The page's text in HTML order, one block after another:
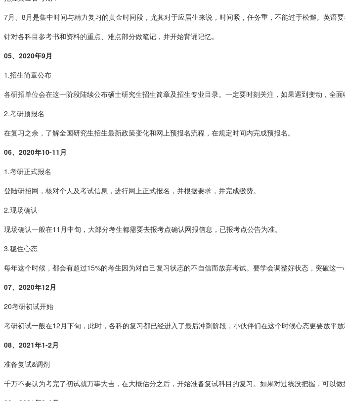
7月、8月是集中时间与精力复习的黄金时间段，尤其对于应届生来说，时间紧，任务重，不能过于松懈。英语
针对各科目参考书和资料的重点、难点部分做笔记，并开始背诵记忆。
05、 2020年9月
1.招生简章公布
各研招单位会在这一阶段陆续公布硕士研究生招生简章及招生专业目录。一定要时刻关注，如果遇到变动，全面
2.考研预报名
在复习之余，了解全国研究生招生最新政策变化和网上预报名流程，在规定时间内完成预报名。
06、 2020年10-11月
1.考研正式报名
登陆研招网，核对个人及考试信息，进行网上正式报名，并根据要求，并完成缴费。
2.现场确认
现场确认一般在11月中旬，大部分考生都需要去报考点确认网报信息，已报考点公告为准。
3.稳住心态
每年这个时候，都会有超过15%的考生因为对自己复习状态的不自信而放弃考试。要学会调整好状态，突破这
07、 2020年12月
20考研初试开始
考研初试一般在12月下旬，此时，各科的复习都已经进入了最后冲刺阶段，小伙伴们在这个时候心态更要放平
08、 2021年1-2月
准备复试&调剂
千万不要认为考完了初试就万事大吉，在大概估分之后，开始准备复试科目的复习。如果对过线没把握，可以